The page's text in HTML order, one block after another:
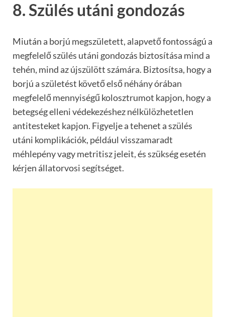
8. Szülés utáni gondozás
Miután a borjú megszületett, alapvető fontosságú a
megfelelő szülés utáni gondozás biztosítása mind a
tehén, mind az újszülött számára. Biztosítsa, hogy a
borjú a születést követő első néhány órában
megfelelő mennyiségű kolosztrumot kapjon, hogy a
betegség elleni védekezéshez nélkülözhetetlen
antitesteket kapjon. Figyelje a tehenet a szülés
utáni komplikációk, például visszamaradt
méhlepény vagy metritisz jeleit, és szükség esetén
kérjen állatorvosi segítséget.